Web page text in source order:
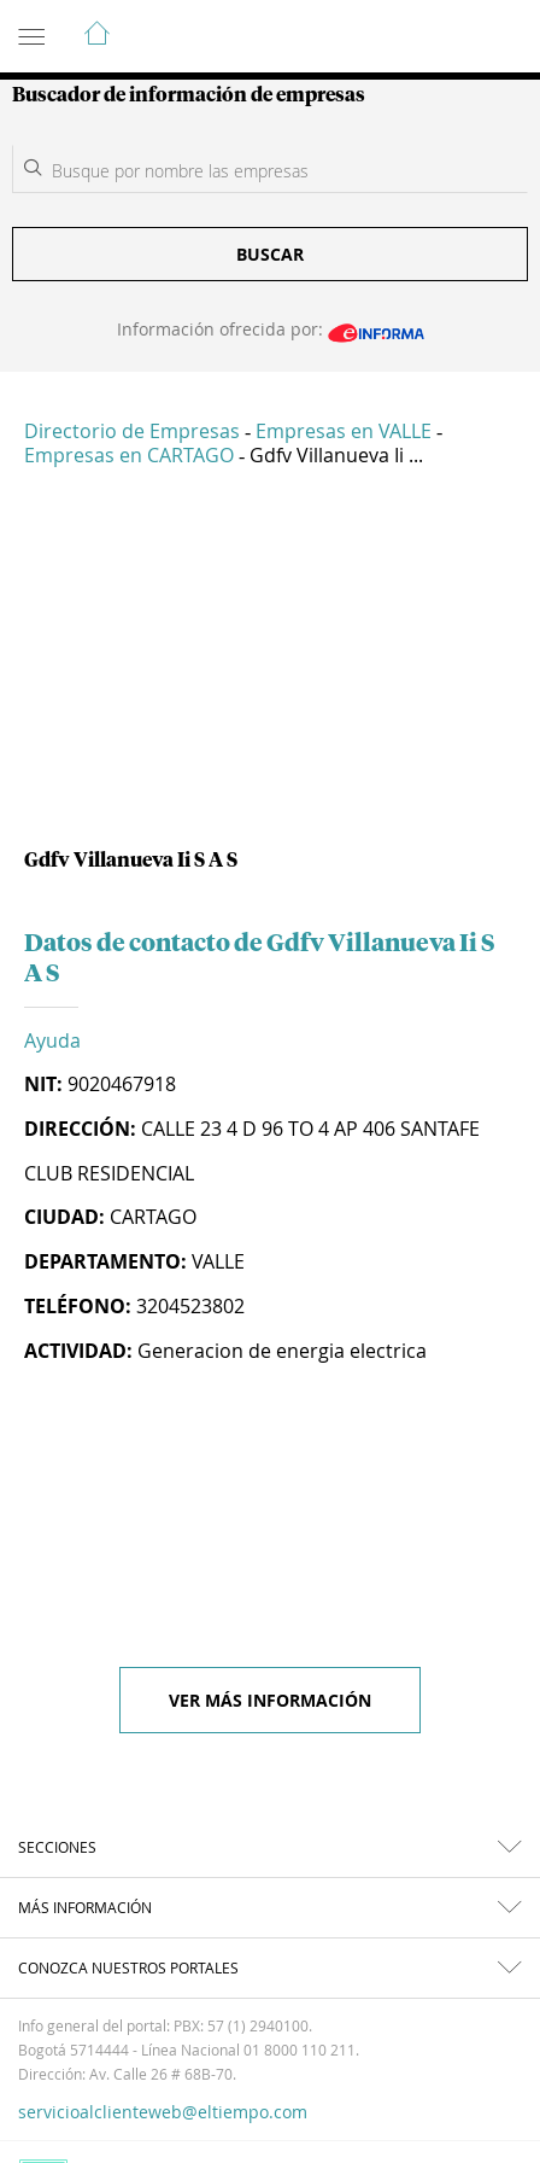
Guía de Empresas Colombianas
Buscador de información de empresas
BUSCAR
Información ofrecida por:
Directorio de Empresas - Empresas en VALLE -
Empresas en CARTAGO - Gdfv Villanueva Ii ...
Gdfv Villanueva Ii S A S
Datos de contacto de Gdfv Villanueva Ii S
A S
Ayuda
NIT: 9020467918
DIRECCIÓN: CALLE 23 4 D 96 TO 4 AP 406 SANTAFE
CLUB RESIDENCIAL
CIUDAD: CARTAGO
DEPARTAMENTO: VALLE
TELÉFONO: 3204523802
ACTIVIDAD: Generacion de energia electrica
VER MÁS INFORMACIÓN
SECCIONES
MÁS INFORMACIÓN
CONOZCA NUESTROS PORTALES
Info general del portal: PBX: 57 (1) 2940100.
Bogotá 5714444 - Línea Nacional 01 8000 110 211.
Dirección: Av. Calle 26 # 68B-70.
servicioalclienteweb@eltiempo.com